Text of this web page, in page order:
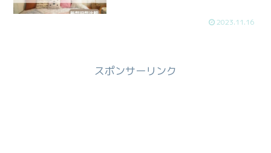
2023.11.16
スポンサーリンク